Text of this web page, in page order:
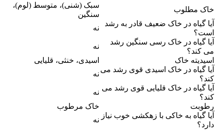
خاک مطلوب
سبک (شنی)، متوسط (لوم)،
سنگین
آیا گیاه در خاک ضعیف قادر به رشد
است؟
نه
آیا گیاه در خاک رسی سنگین رشد
می کند؟
نه
اسیدیته خاک
اسیدی، خنثی، قلیایی
آیا گیاه در خاک اسیدی قوی رشد می
کند؟
نه
آیا گیاه در خاک قلیایی قوی رشد می
کند؟
نه
رطوبت
خاک مرطوب
آیا گیاه به خاکی با زهکشی خوب نیاز
دارد؟
نه